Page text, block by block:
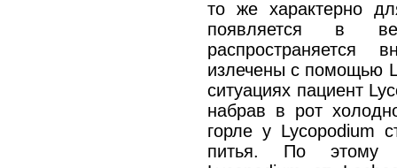
то же характерно
появляется в
распространяется
излечены с помощью
ситуациях пациент
набрав в рот
горле у Lycopodium
питья. По этому